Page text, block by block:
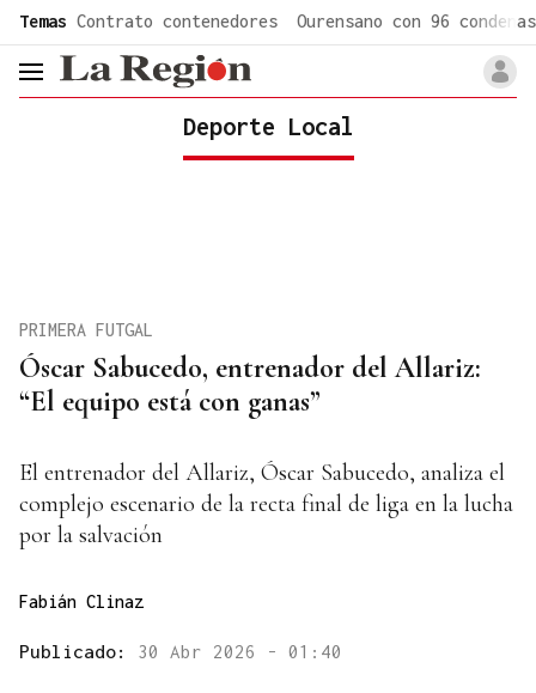
Temas Contrato contenedores Ourensano con 96 condenas
header.menu.open
Deporte Local
Óscar Sabucedo, entrenador del Allariz:
“El equipo está con ganas”
PRIMERA FUTGAL
El entrenador del Allariz, Óscar Sabucedo, analiza el
complejo escenario de la recta final de liga en la lucha
por la salvación
Fabián Clinaz
Publicado: 30 Abr 2026 - 01:40